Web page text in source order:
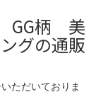
GG柄 美
グの通販
ただいておりま